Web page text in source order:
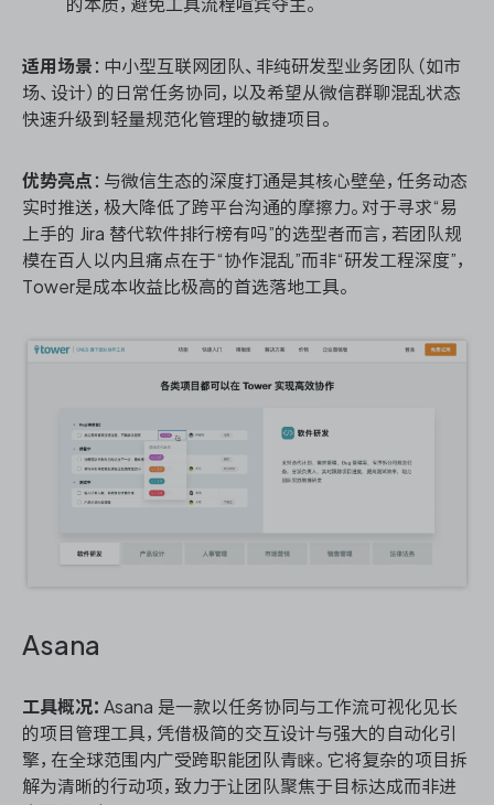
的本质，避免工具流程喧宾夺主。
适用场景 ：中小型互联网团队、非纯研发型业务团队（如市
场、设计）的日常任务协同，以及希望从微信群聊混乱状态
快速升级到轻量规范化管理的敏捷项目。
优势亮点 ：与微信生态的深度打通是其核心壁垒，任务动态
实时推送，极大降低了跨平台沟通的摩擦力。对于寻求“易
上手的 Jira 替代软件排行榜有吗”的选型者而言，若团队规
模在百人以内且痛点在于“协作混乱”而非“研发工程深度”，
Tower是成本收益比极高的首选落地工具。
Asana
工具概况： Asana 是一款以任务协同与工作流可视化见长
的项目管理工具，凭借极简的交互设计与强大的自动化引
擎，在全球范围内广受跨职能团队青睐。它将复杂的项目拆
解为清晰的行动项，致力于让团队聚焦于目标达成而非进